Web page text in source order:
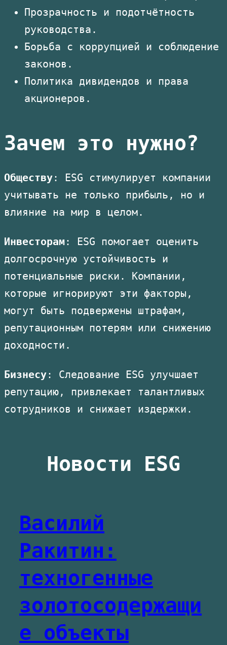
Прозрачность и подотчётность
руководства.
Борьба с коррупцией и соблюдение
законов.
Политика дивидендов и права
акционеров.
Зачем это нужно?
Обществу: ESG стимулирует компании
учитывать не только прибыль, но и
влияние на мир в целом.
Инвесторам: ESG помогает оценить
долгосрочную устойчивость и
потенциальные риски. Компании,
которые игнорируют эти факторы,
могут быть подвержены штрафам,
репутационным потерям или снижению
доходности.
Бизнесу: Следование ESG улучшает
репутацию, привлекает талантливых
сотрудников и снижает издержки.
Новости ESG
Василий
Ракитин:
техногенные
золотосодержащи
е объекты